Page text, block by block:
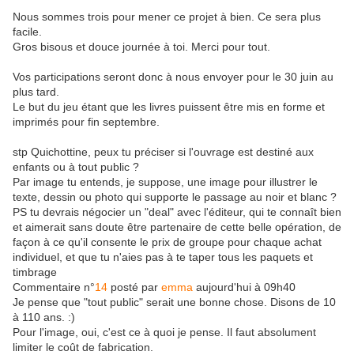
Nous sommes trois pour mener ce projet à bien. Ce sera plus
facile.
Gros bisous et douce journée à toi. Merci pour tout.
Vos participations seront donc à nous envoyer pour le 30 juin au
plus tard.
Le but du jeu étant que les livres puissent être mis en forme et
imprimés pour fin septembre.
stp Quichottine, peux tu préciser si l'ouvrage est destiné aux
enfants ou à tout public ?
Par image tu entends, je suppose, une image pour illustrer le
texte, dessin ou photo qui supporte le passage au noir et blanc ?
PS tu devrais négocier un "deal" avec l'éditeur, qui te connaît bien
et aimerait sans doute être partenaire de cette belle opération, de
façon à ce qu'il consente le prix de groupe pour chaque achat
individuel, et que tu n'aies pas à te taper tous les paquets et
timbrage
Commentaire n°14 posté par emma aujourd'hui à 09h40
Je pense que "tout public" serait une bonne chose. Disons de 10
à 110 ans. :)
Pour l'image, oui, c'est ce à quoi je pense. Il faut absolument
limiter le coût de fabrication.